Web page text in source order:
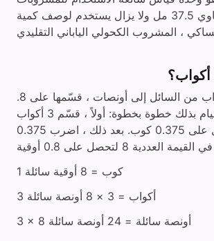
الكحولية. يساوي 37.5 مل ولا يزال يستخدم لوصف كمية
لتحويل 3 أكواب من السائل إلى أونصات ، قسّمها على 8.
وإليك كيفية القيام بذلك خطوة بخطوة: أولاً ، قسّم 3 أكواب
على 8 لتحصل على 0.375 كوب. بعد ذلك ، اضرب 0.375
1 كوب = 8 أوقية سائلة
3 أكواب = 3 × 8 أونصة سائلة
3 × 8 أونصة سائلة = 24 أونصة سائلة